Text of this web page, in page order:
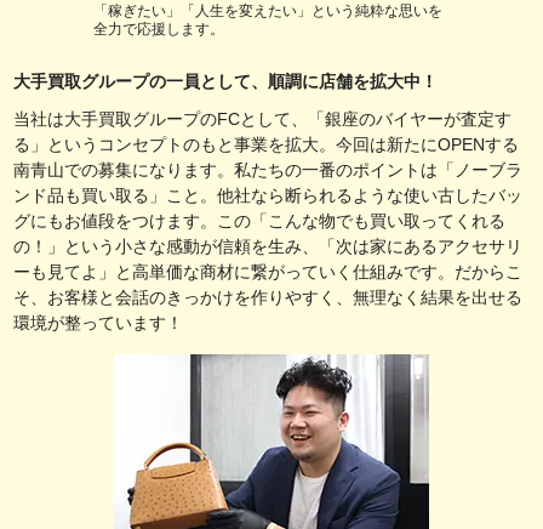
「稼ぎたい」「人生を変えたい」という純粋な思いを
全力で応援します。
大手買取グループの一員として、順調に店舗を拡大中！
当社は大手買取グループのFCとして、「銀座のバイヤーが査定す
る」というコンセプトのもと事業を拡大。今回は新たにOPENする
南青山での募集になります。私たちの一番のポイントは「ノーブラ
ンド品も買い取る」こと。他社なら断られるような使い古したバッ
グにもお値段をつけます。この「こんな物でも買い取ってくれる
の！」という小さな感動が信頼を生み、「次は家にあるアクセサリ
ーも見てよ」と高単価な商材に繋がっていく仕組みです。だからこ
そ、お客様と会話のきっかけを作りやすく、無理なく結果を出せる
環境が整っています！